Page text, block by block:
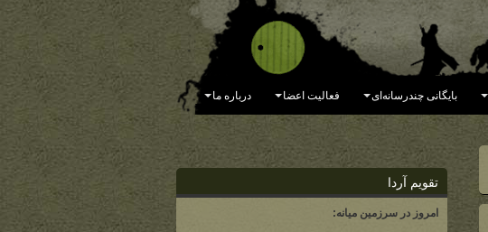
بایگانی چندرسانه‌ای فعالیت اعضا درباره ما
تقویم آردا
امروز در سرزمین میانه: